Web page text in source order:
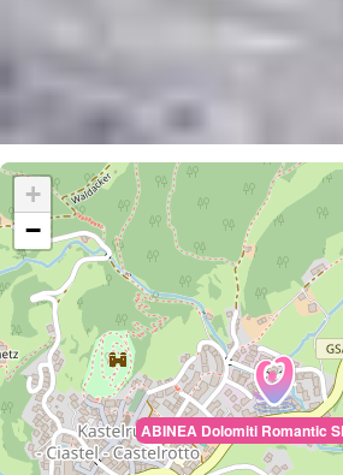
ABINEA Dolomiti Romantic
+
−